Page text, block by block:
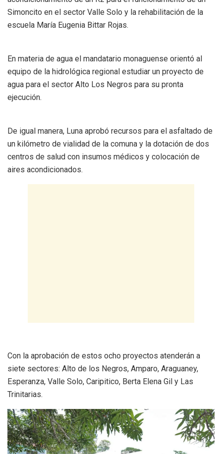
Simoncito en el sector Valle Solo y la rehabilitación de la
escuela María Eugenia Bittar Rojas.
En materia de agua el mandatario monaguense orientó al
equipo de la hidrológica regional estudiar un proyecto de
agua para el sector Alto Los Negros para su pronta
ejecución.
De igual manera, Luna aprobó recursos para el asfaltado de
un kilómetro de vialidad de la comuna y la dotación de dos
centros de salud con insumos médicos y colocación de
aires acondicionados.
Con la aprobación de estos ocho proyectos atenderán a
siete sectores: Alto de los Negros, Amparo, Araguaney,
Esperanza, Valle Solo, Caripitico, Berta Elena Gil y Las
Trinitarias.